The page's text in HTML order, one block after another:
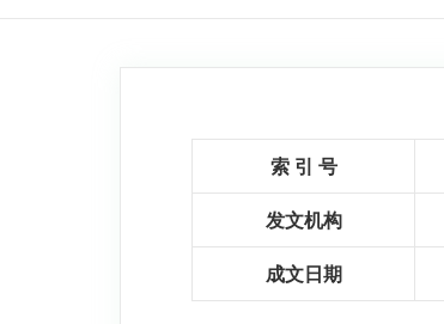
索 引 号
发文机构
成文日期